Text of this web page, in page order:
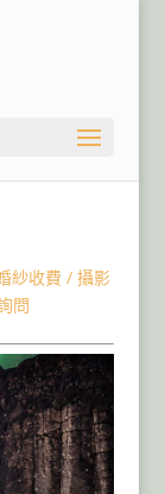
紗收費 /攝影
問